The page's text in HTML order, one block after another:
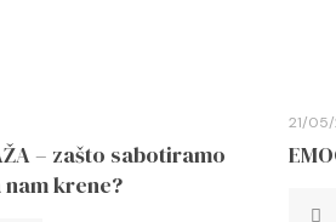
– zašto sabotiramo
nam krene?
21/